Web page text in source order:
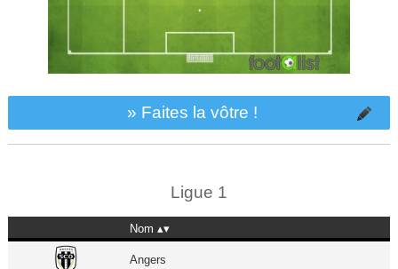
» Faites la vôtre !
Ligue 1
Nom
Angers